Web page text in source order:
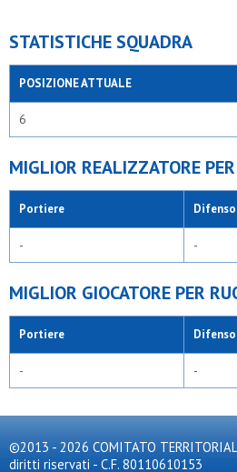
STATISTICHE SQUADRA
POSIZIONE ATTUALE
6
MIGLIOR REALIZZATORE
Portiere
- -
MIGLIOR GIOCATORE PER
Portiere
- -
©2013 - 2026 COMITATO
diritti riservati - C.F. 80110610153